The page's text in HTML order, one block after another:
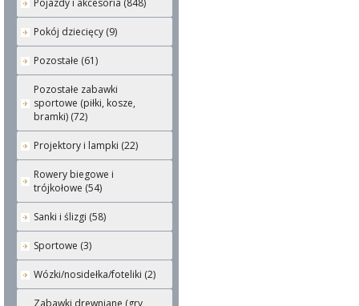
Pojazdy i akcesoria (848)
Pokój dziecięcy (9)
Pozostałe (61)
Pozostałe zabawki
sportowe (piłki, kosze,
bramki) (72)
Projektory i lampki (22)
Rowery biegowe i
trójkołowe (54)
Sanki i ślizgi (58)
Sportowe (3)
Wózki/nosidełka/foteliki (2)
Zabawki drewniane (gry,